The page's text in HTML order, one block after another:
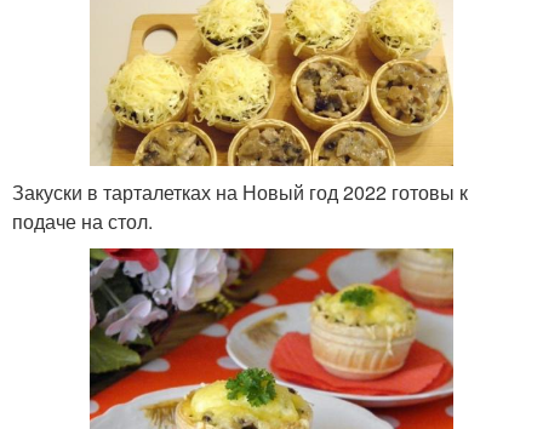
Закуски в тарталетках на Новый год 2022 готовы к
подаче на стол.